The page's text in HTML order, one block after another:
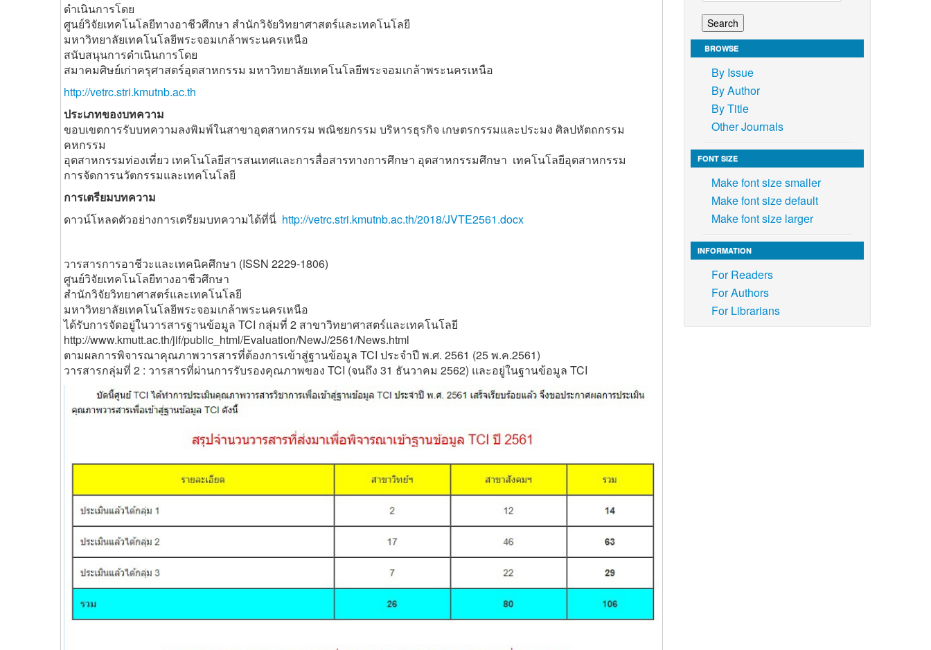
ดำเนินการโดย
ศูนย์วิจัยเทคโนโลยีทางอาชีวศึกษา สำนักวิจัยวิทยาศาสตร์และเทคโนโลยี
มหาวิทยาลัยเทคโนโลยีพระจอมเกล้าพระนครเหนือ
สนับสนุนการดำเนินการโดย
สมาคมศิษย์เก่าครุศาสตร์อุตสาหกรรม มหาวิทยาลัยเทคโนโลยีพระจอมเกล้าพระนครเหนือ
http://vetrc.stri.kmutnb.ac.th
ประเภทของบทความ
ขอบเขตการรับบทความลงพิมพ์ในสาขาอุตสาหกรรม พณิชยกรรม บริหารธุรกิจ เกษตรกรรมและประมง ศิลปหัตถกรรม
คหกรรม
อุตสาหกรรมท่องเที่ยว เทคโนโลยีสารสนเทศและการสื่อสารทางการศึกษา อุตสาหกรรมศึกษา เทคโนโลยีอุตสาหกรรม
การจัดการนวัตกรรมและเทคโนโลยี
การเตรียมบทความ
ดาวน์โหลดตัวอย่างการเตรียมบทความได้ที่นี่ http://vetrc.stri.kmutnb.ac.th/2018/JVTE2561.docx
วารสารการอาชีวะและเทคนิคศึกษา (ISSN 2229-1806)
ศูนย์วิจัยเทคโนโลยีทางอาชีวศึกษา
สำนักวิจัยวิทยาศาสตร์และเทคโนโลยี
มหาวิทยาลัยเทคโนโลยีพระจอมเกล้าพระนครเหนือ
ได้รับการจัดอยู่ในวารสารฐานข้อมูล TCI กลุ่มที่ 2 สาขาวิทยาศาสตร์และเทคโนโลยี
http://www.kmutt.ac.th/jif/public_html/Evaluation/NewJ/2561/News.html
ตามผลการพิจารณาคุณภาพวารสารที่ต้องการเข้าสู่ฐานข้อมูล TCI ประจำปี พ.ศ. 2561 (25 พ.ค.2561)
วารสารกลุ่มที่ 2 : วารสารที่ผ่านการรับรองคุณภาพของ TCI (จนถึง 31 ธันวาคม 2562) และอยู่ในฐานข้อมูล TCI
BROWSE
By Issue
By Author
By Title
Other Journals
FONT SIZE
Make font size smaller
Make font size default
Make font size larger
INFORMATION
For Readers
For Authors
For Librarians